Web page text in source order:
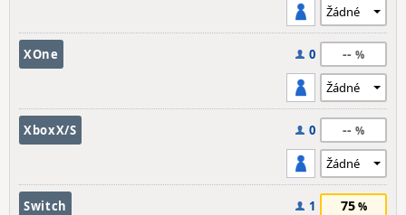
XOne 0 --
XboxX/S 0 --
Switch 1 75